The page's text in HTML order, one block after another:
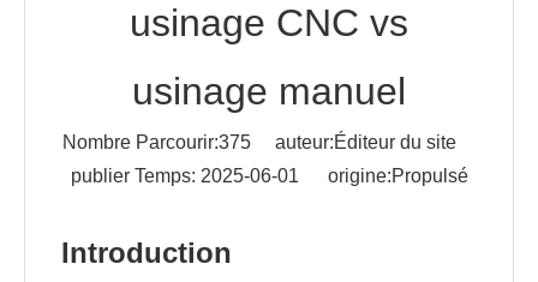
usinage CNC vs
usinage manuel
Nombre Parcourir:375 auteur:Éditeur du site
publier Temps: 2025-06-01 origine:Propulsé
Introduction